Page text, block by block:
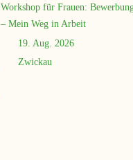
Workshop für Frauen:
– Mein Weg in Arbeit
19. Aug. 2026
Zwickau